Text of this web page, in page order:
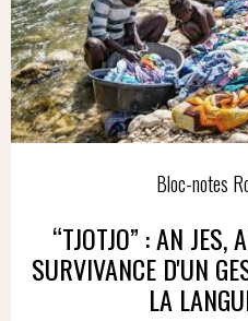
Bloc-notes
“TJOTJO” : AN
SURVIVANCE D'UN
LA